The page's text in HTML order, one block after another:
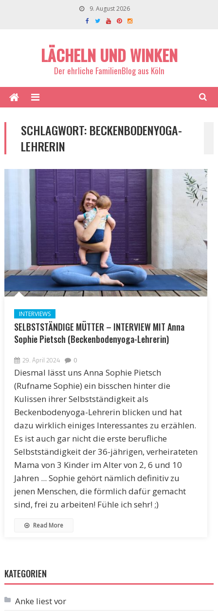
9. August 2026
LÄCHELN UND WINKEN
Der ehrliche FamilienBlog aus Köln
SCHLAGWORT:BECKENBODENYOGA-
LEHRERIN
INTERVIEWS
SELBSTSTÄNDIGE MÜTTER – INTERVIEW MIT Anna
Sophie Pietsch (Beckenbodenyoga-Lehrerin)
29. April 2024 0
Diesmal lässt uns Anna Sophie Pietsch
(Rufname Sophie) ein bisschen hinter die
Kulissen ihrer Selbstständigkeit als
Beckenbodenyoga-Lehrerin blicken und hat
dazu wirklich einiges Interessantes zu erzählen.
Es ist auch gar nicht die erste berufliche
Selbstständigkeit der 36-jährigen, verheirateten
Mama von 3 Kinder im Alter von 2, 6 und 10
Jahren ... Sophie gehört nämlich definitiv zu
jenen Menschen, die förmlich dafür gemacht
sind, frei zu arbeiten! Fühle ich sehr! ;)
Read More
KATEGORIEN
Anke liest vor